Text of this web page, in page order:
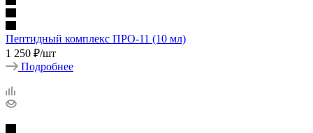
Пептидный комплекс ПРО-11 (10 мл)
1 250 ₽/шт
Подробнее